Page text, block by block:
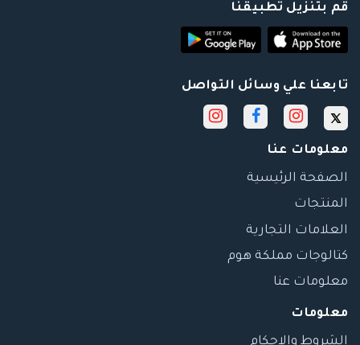
قم بتنزيل تطبيقنا
تابعنا علي وسائل التواصل
معلومات عنا
الصفحة الرئيسية
المنتجات
العلامات التجارية
كتالوجات مملكة هوم
معلومات عنا
معلومات